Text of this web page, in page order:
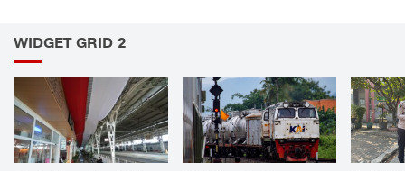
WIDGET GRID 2